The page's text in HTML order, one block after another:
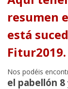
resumen
está
Fitur2019.
Nos podéis
el pabellón 8